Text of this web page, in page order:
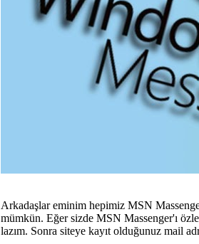
Arkadaşlar eminim hepimiz MSN
mümkün. Eğer sizde MSN Massenger'ı
lazım. Sonra siteye kayıt olduğunuz mail